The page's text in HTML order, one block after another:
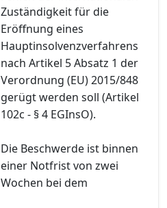
Zuständigkeit für die
Eröffnung eines
Hauptinsolvenzverfahrens
nach Artikel 5 Absatz 1 der
Verordnung (EU) 2015/848
gerügt werden soll (Artikel
102c - § 4 EGInsO).
Die Beschwerde ist binnen
einer Notfrist von zwei
Wochen bei dem